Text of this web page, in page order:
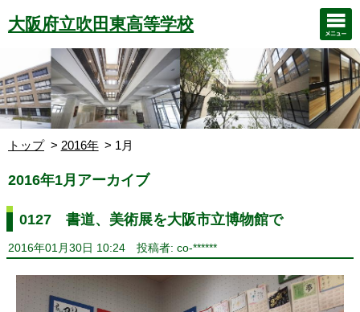
大阪府立吹田東高等学校
トップ 2016年 1月
2016年1月アーカイブ
0127 書道、美術展を大阪市立博物館で
2016年01月30日 10:24 投稿者: co-******